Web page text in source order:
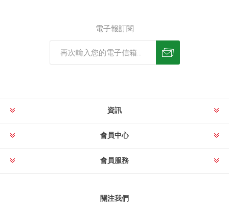
電子報訂閱
資訊
會員中心
會員服務
關注我們